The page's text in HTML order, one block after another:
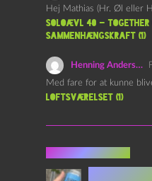
Soloævl 40 – Together
sammenhængskraft (1)
Henning Andersen
Loftsværelset (1)